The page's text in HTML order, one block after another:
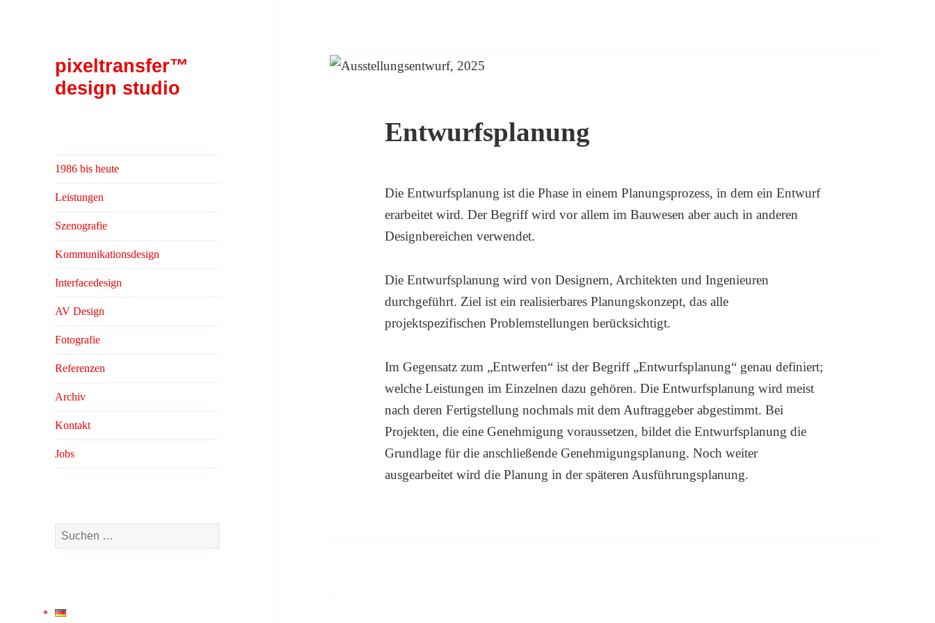
pixeltransfer™
design studio
1986 bis heute
Leistungen
Szenografie
Kommunikationsdesign
Interfacedesign
AV Design
Fotografie
Referenzen
Archiv
Kontakt
Jobs
u
n
Entwurfsplanung
Die Entwurfsplanung ist die Phase in einem Planungsprozess, in dem ein Entwurf
erarbeitet wird. Der Begriff wird vor allem im Bauwesen aber auch in anderen
Designbereichen verwendet.
Die Entwurfsplanung wird von Designern, Architekten und Ingenieuren
durchgeführt. Ziel ist ein realisierbares Planungskonzept, das alle
projektspezifischen Problemstellungen berücksichtigt.
Im Gegensatz zum „Entwerfen“ ist der Begriff „Entwurfsplanung“ genau definiert;
welche Leistungen im Einzelnen dazu gehören. Die Entwurfsplanung wird meist
nach deren Fertigstellung nochmals mit dem Auftraggeber abgestimmt. Bei
Projekten, die eine Genehmigung voraussetzen, bildet die Entwurfsplanung die
Grundlage für die anschließende Genehmigungsplanung. Noch weiter
ausgearbeitet wird die Planung in der späteren Ausführungsplanung.